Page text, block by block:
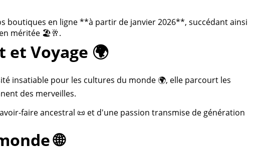
boutiques en ligne **à partir de janvier 2026**, succédant ainsi
méritée 🏖️🥂.
et Voyage 🌍
insatiable pour les cultures du monde 🌍, elle parcourt les
des merveilles.
faire ancestral 📜 et d'une passion transmise de génération
🌐